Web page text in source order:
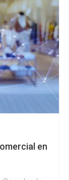
en